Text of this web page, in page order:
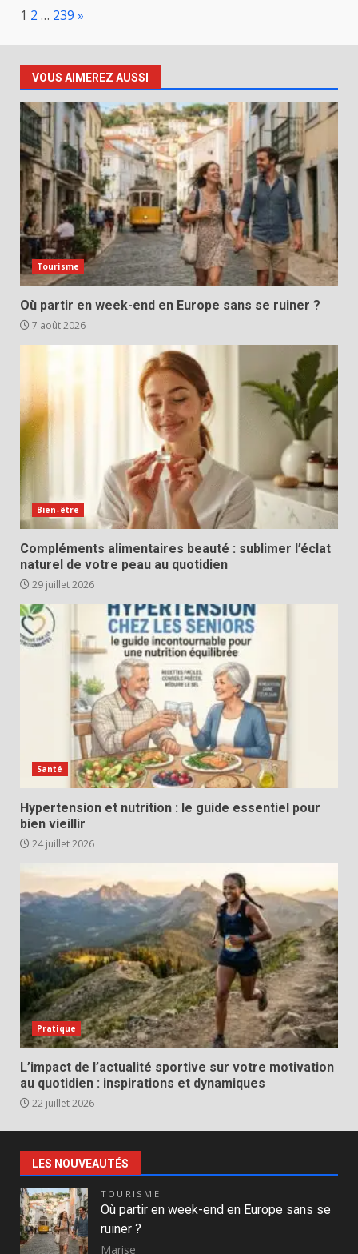
Page:
1 2 … 239 Next
»
VOUS AIMEREZ AUSSI
Tourisme
Où partir en week-end en Europe sans se ruiner ?
7 août 2026
Bien-être
Compléments alimentaires beauté : sublimer l’éclat
naturel de votre peau au quotidien
29 juillet 2026
Santé
Hypertension et nutrition : le guide essentiel pour
bien vieillir
24 juillet 2026
Pratique
L’impact de l’actualité sportive sur votre motivation
au quotidien : inspirations et dynamiques
22 juillet 2026
LES NOUVEAUTÉS
TOURISME
Où partir en week-end en Europe sans se
ruiner ?
Marise